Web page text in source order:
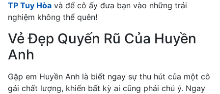
TP Tuy Hòa và để cô ấy đưa bạn vào những trải
nghiệm không thể quên!
Vẻ Đẹp Quyến Rũ Của Huyền
Anh
Gặp em Huyền Anh là biết ngay sự thu hút của một cô
gái chất lượng, khiến bất kỳ ai cũng phải chú ý. Ngay